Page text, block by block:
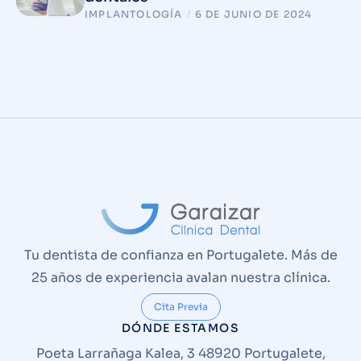
IMPLANTOLOGÍA / 6 DE JUNIO DE 2024
Tu dentista de confianza en Portugalete. Más de
25 años de experiencia avalan nuestra clínica.
Cita Previa
DÓNDE ESTAMOS
Poeta Larrañaga Kalea, 3 48920 Portugalete,